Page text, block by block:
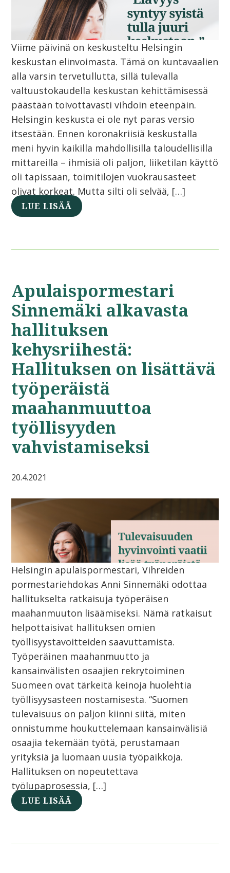
Viime päivinä on keskusteltu Helsingin
keskustan elinvoimasta. Tämä on kuntavaalien
alla varsin tervetullutta, sillä tulevalla
valtuustokaudella keskustan kehittämisessä
päästään toivottavasti vihdoin eteenpäin.
Helsingin keskusta ei ole nyt paras versio
itsestään. Ennen koronakriisiä keskustalla
meni hyvin kaikilla mahdollisilla taloudellisilla
mittareilla – ihmisiä oli paljon, liiketilan käyttö
oli tapissaan, toimitilojen vuokrausasteet
olivat korkeat. Mutta silti oli selvää, […]
LUE LISÄÄ
Apulaispormestari
Sinnemäki alkavasta
hallituksen
kehysriihestä:
Hallituksen on lisättävä
työperäistä
maahanmuuttoa
työllisyyden
vahvistamiseksi
20.4.2021
Helsingin apulaispormestari, Vihreiden
pormestariehdokas Anni Sinnemäki odottaa
hallitukselta ratkaisuja työperäisen
maahanmuuton lisäämiseksi. Nämä ratkaisut
helpottaisivat hallituksen omien
työllisyystavoitteiden saavuttamista.
Työperäinen maahanmuutto ja
kansainvälisten osaajien rekrytoiminen
Suomeen ovat tärkeitä keinoja huolehtia
työllisyysasteen nostamisesta. “Suomen
tulevaisuus on paljon kiinni siitä, miten
onnistumme houkuttelemaan kansainvälisiä
osaajia tekemään työtä, perustamaan
yrityksiä ja luomaan uusia työpaikkoja.
Hallituksen on nopeutettava
työlupaprosessia, […]
LUE LISÄÄ